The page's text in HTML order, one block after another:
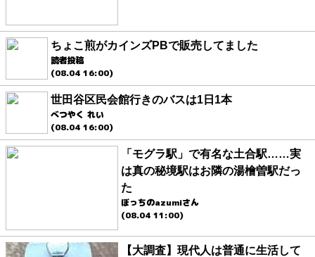
ちょこ煎がカインズPBで販売してました
読者投稿
(08.04 16:00)
世田谷区民会館行きのバスは1日1本
べつやく れい
(08.04 16:00)
「モグラ駅」で有名な土合駅……実
は真の秘境駅はお隣の湯檜曽駅だっ
た
ぼっちのazumiさん
(08.04 11:00)
【大調査】現代人は普通に生活して